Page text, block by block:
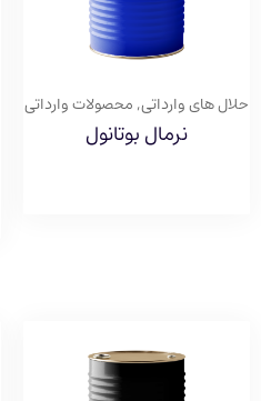
حلال های وارداتی,محصولات وارداتی
نرمال بوتانول